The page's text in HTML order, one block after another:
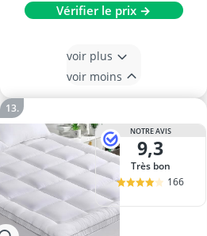
Vérifier le prix →
voir plus
voir moins
NOTRE AVIS
9,3
Très bon
166